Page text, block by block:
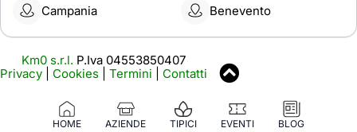
HOME AZIENDE TIPICI EVENTI BLOG
Campania Benevento
Km0 s.r.l. P.Iva 04553850407
Privacy
Cookies Termini Contatti